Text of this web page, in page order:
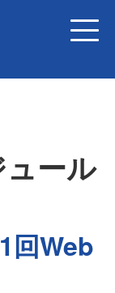
ール
回Web